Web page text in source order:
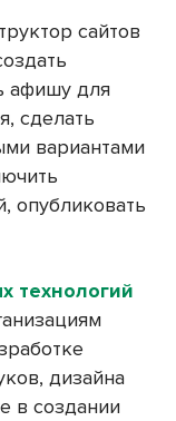
сайтов
афишу для
сделать
вариантами
опубликовать
технологий
дизайна
в создании